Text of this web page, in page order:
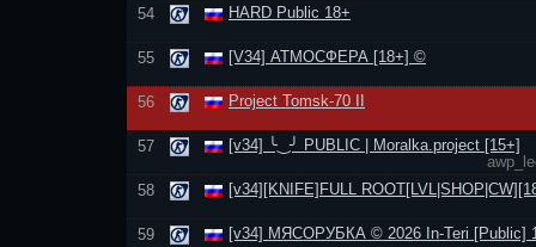
54 HARD Public 18+
55 [V34] АТМОСФЕРА [18+] ©
56 Project Tomsk-70 II
57
[v34] ╰‿╯ PUBLIC | Moralka.project [15+]
58
[v34][KNIFE]FULL
59 [v34] МЯСОРУБКА © 2026 In-Teri [Public]